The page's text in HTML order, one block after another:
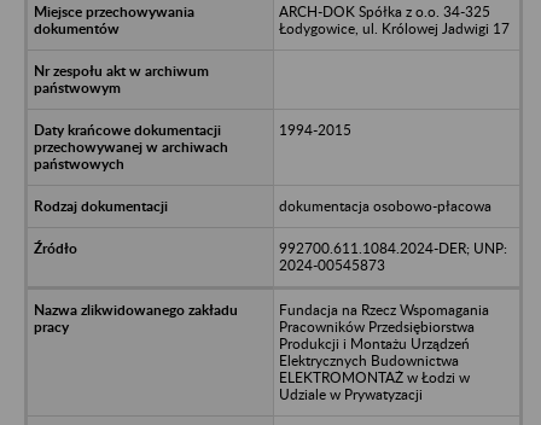
ARCH-DOK Spółka z o.o. 34-325
Łodygowice, ul. Królowej Jadwigi 17
1994-2015
dokumentacja osobowo-płacowa
992700.611.1084.2024-DER; UNP:
2024-00545873
Fundacja na Rzecz Wspomagania
Pracowników Przedsiębiorstwa
Produkcji i Montażu Urządzeń
Elektrycznych Budownictwa
ELEKTROMONTAŻ w Łodzi w
Udziale w Prywatyzacji